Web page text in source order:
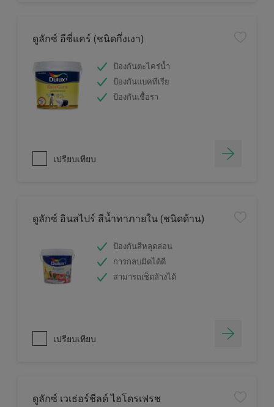
ดูลักซ์ อีซี่แคร์ (ชนิดกึ่งเงา)
ป้องกันตะไคร่น้ำ
ป้องกันแบคทีเรีย
ป้องกันเชื้อรา
เปรียบเทียบ
ดูลักซ์ อินสไปร์ สีน้ำทาภายใน (ชนิดด้าน)
ป้องกันสีหลุดล่อน
การกลบมิดได้ดี
สามารถเช็ดล้างได้
เปรียบเทียบ
ดูลักซ์ เวเธ่อร์ชีลด์ ไฮโดรเฟรช